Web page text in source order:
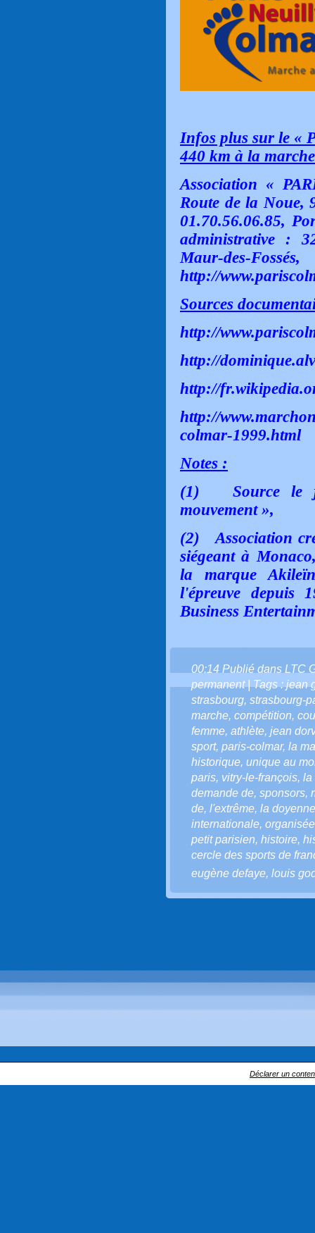
Infos plus sur le «
440 km à la
Association «
Route de la Noue,
01.70.56.06.85,
administrative :
Maur-des-
http://
Sources
http://
http://
http://
http://
colmar-1999.html
Notes :
(1)Source le
mouvement »,
(2)Association
siégeant à
la marque
l'épreuve depuis
Business
00:14 Publié dans LTC
permanent| Tags :jean
strasbourg, strasbourg-
marche, compétition,
femme, athlète, jean
sport, paris-colmar, la
historique, unique au
paris, vitry-le-françois, la
demande de, sponsors,
de, l'extrême, la doyenne
internationale,
petit parisien, histoire,
cercle des sports de
eugène defaye, louis
Déclarer un